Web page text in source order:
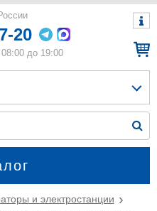
20
до 19:00
и электростанции